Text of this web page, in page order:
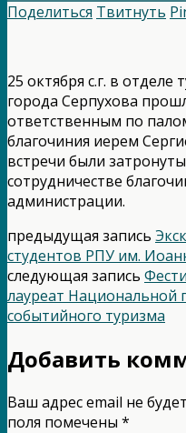
Поделиться Твитнуть
25 октября с.г. в
города Серпухова
ответственным по
благочиния иерем
встречи были
сотрудничестве
администрации.
предыдущая запись
студентов РПУ им.
следующая запись
лауреат Национальной
событийного туризма
Добавить
Ваш адрес email не
поля помечены *